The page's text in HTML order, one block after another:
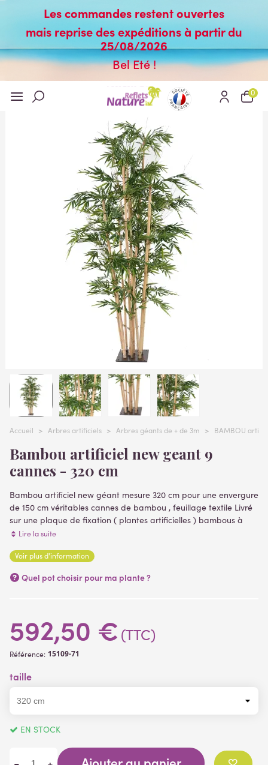
Les commandes restent ouvertes
mais reprise des expéditions à partir du
25/08/2026
Bel Eté !
0
Accueil > Arbres artificiels > Arbres géants de + de 3m > BAMBOU
Bambou artificiel new geant 9
cannes - 320 cm
Bambou artificiel new géant mesure 320 cm pour une envergure
de 150 cm véritables cannes de bambou , feuillage textile Livré
sur une plaque de fixation ( plantes artificielles ) bambous à
grosses cannes ( diamètre canne 3.5 cm), 9 cannes.
feuillage 60 cm
Lire la suite
Voir plus d'information
Quel pot choisir pour ma plante ?
592,50 € (TTC)
Référence: 15109-71
taille
EN STOCK